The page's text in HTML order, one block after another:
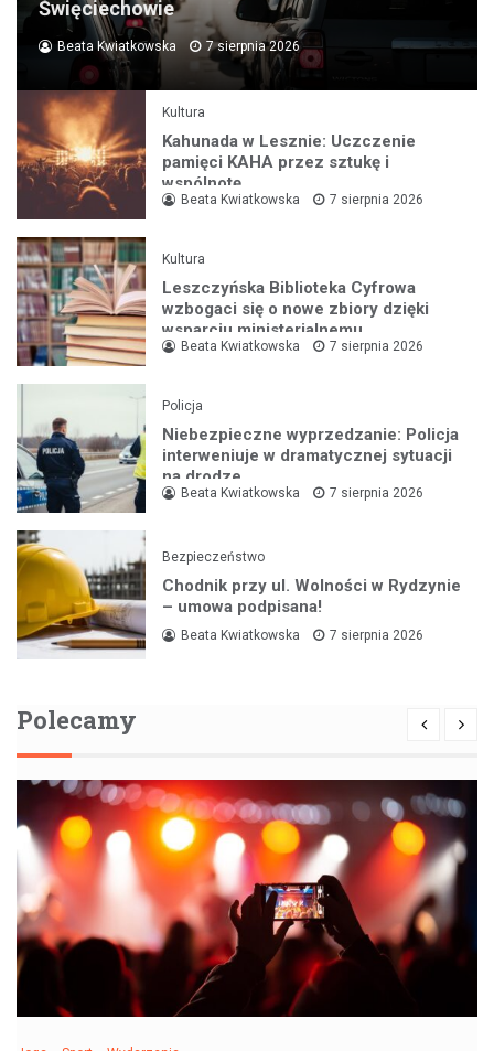
Święciechowie
Beata Kwiatkowska 7 sierpnia 2026
Kultura
Kahunada w Lesznie: Uczczenie
pamięci KAHA przez sztukę i
wspólnotę
Beata Kwiatkowska 7 sierpnia 2026
Kultura
Leszczyńska Biblioteka Cyfrowa
wzbogaci się o nowe zbiory dzięki
wsparciu ministerialnemu
Beata Kwiatkowska 7 sierpnia 2026
Policja
Niebezpieczne wyprzedzanie: Policja
interweniuje w dramatycznej sytuacji
na drodze
Beata Kwiatkowska 7 sierpnia 2026
Bezpieczeństwo
Chodnik przy ul. Wolności w Rydzynie
– umowa podpisana!
Beata Kwiatkowska 7 sierpnia 2026
Polecamy